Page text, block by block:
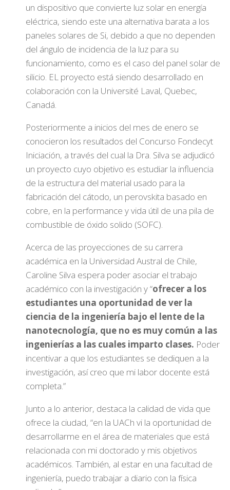
un dispositivo que convierte luz solar en energía
eléctrica, siendo este una alternativa barata a los
paneles solares de Si, debido a que no dependen
del ángulo de incidencia de la luz para su
funcionamiento, como es el caso del panel solar de
silicio. EL proyecto está siendo desarrollado en
colaboración con la Université Laval, Quebec,
Canadá.
Posteriormente a inicios del mes de enero se
conocieron los resultados del Concurso Fondecyt
Iniciación, a través del cual la Dra. Silva se adjudicó
un proyecto cuyo objetivo es estudiar la influencia
de la estructura del material usado para la
fabricación del cátodo, un perovskita basado en
cobre, en la performance y vida útil de una pila de
combustible de óxido solido (SOFC).
Acerca de las proyecciones de su carrera
académica en la Universidad Austral de Chile,
Caroline Silva espera poder asociar el trabajo
académico con la investigación y “ofrecer a los
estudiantes una oportunidad de ver la
ciencia de la ingeniería bajo el lente de la
nanotecnología, que no es muy común a las
ingenierías a las cuales imparto clases. Poder
incentivar a que los estudiantes se dediquen a la
investigación, así creo que mi labor docente está
completa.”
Junto a lo anterior, destaca la calidad de vida que
ofrece la ciudad, “en la UACh vi la oportunidad de
desarrollarme en el área de materiales que está
relacionada con mi doctorado y mis objetivos
académicos. También, al estar en una facultad de
ingeniería, puedo trabajar a diario con la física